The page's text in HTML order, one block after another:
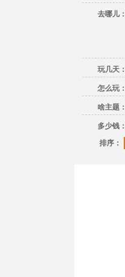
去哪儿：
玩几天：
怎么玩：
啥主题：
多少钱：
排序：